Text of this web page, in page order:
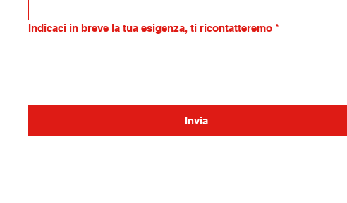
Indicaci in breve la tua esigenza, ti ricontatteremo *
Invia